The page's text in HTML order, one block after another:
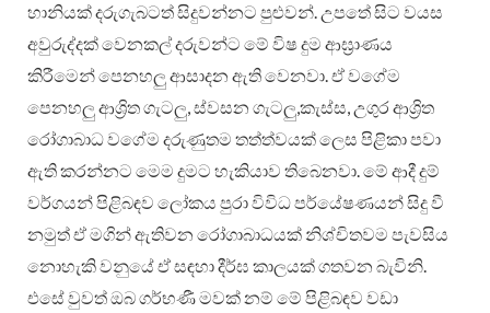
හානියක් දරුගැබටත් සිදුවන්නට පුළුවන්. උපතේ සිට වයස
අවුරුද්දක් වෙනකල් දරුවන්ට මේ විෂ දුම ආඝ්‍රාණය
කිරීමෙන් පෙනහලු‍ ආසාදන ඇති වෙනවා. ඒ වගේම
පෙනහලු‍ ආශ්‍රිත ගැටලු‍, ස්වසන ගැටලු‍,කැස්ස, උගුර ආශ්‍රිත
රෝගාබාධ වගේම දරුණුතම තත්ත්වයක් ලෙස පිළිකා පවා
ඇති කරන්නට මෙම දුමට හැකියාව තිබෙනවා. මේ ආදී දුම්
වර්ගයන් පිළිබඳව ලෝකය පුරා විවිධ පර්යේෂණයන් සිදු වී
නමුත් ඒ මගින් ඇතිවන රෝගාබාධයක් නිශ්චිතවම පැවසිය
නොහැකි වනුයේ ඒ සඳහා දීර්ඝ කාලයක් ගතවන බැවිනි.
එසේ වුවත් ඔබ ගර්භණී මවක් නම් මේ පිළිබඳව වඩා